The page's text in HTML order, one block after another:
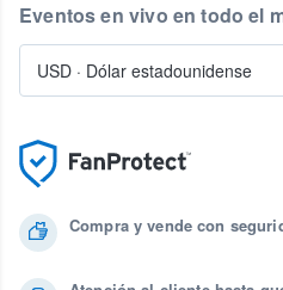
Compra y vende con
Eventos en vivo en todo el
USD · Dólar estadounidense